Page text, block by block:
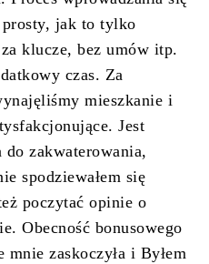
jak to tylko
klucze, bez umów itp.
czas. Za
mieszkanie i
Jest
do zakwaterowania,
spodziewałem się
poczytać opinie o
Obecność bonusowego
zaskoczyła i Byłem